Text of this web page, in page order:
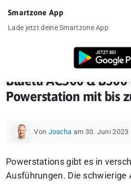
»Bluetti AC300 &
Bluetti AC300 &
Powerstation mit bis
Von Joscha am 30. Juni 2023
Powerstations gibt es in
Ausführungen. Die schwierige
Smartzone App
Lade jetzt deine Smartzone App